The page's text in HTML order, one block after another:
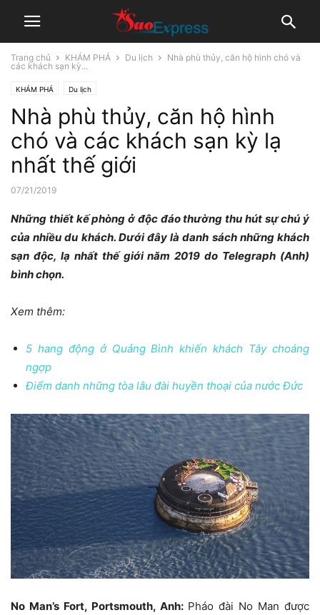
Trang chủ KHÁM PHÁ Du lịch
Nhà phù thủy, căn hộ hình chó và
các khách sạn kỳ...
KHÁM PHÁ Du lịch
Nhà phù thủy, căn hộ hình
chó và các khách sạn kỳ lạ
nhất thế giới
07/21/2019
Những thiết kế phòng ở độc đáo thường thu hút sự chú ý
của nhiều du khách. Dưới đây là danh sách những khách
sạn độc, lạ nhất thế giới năm 2019 do Telegraph (Anh)
bình chọn.
Xem thêm:
5 hang động ở Quảng Bình khiến khách Tây choáng
ngợp
Điểm danh những tòa lâu đài huyền thoại của nước Đức
No Man’s Fort, Portsmouth, Anh: Pháo đài No Man được